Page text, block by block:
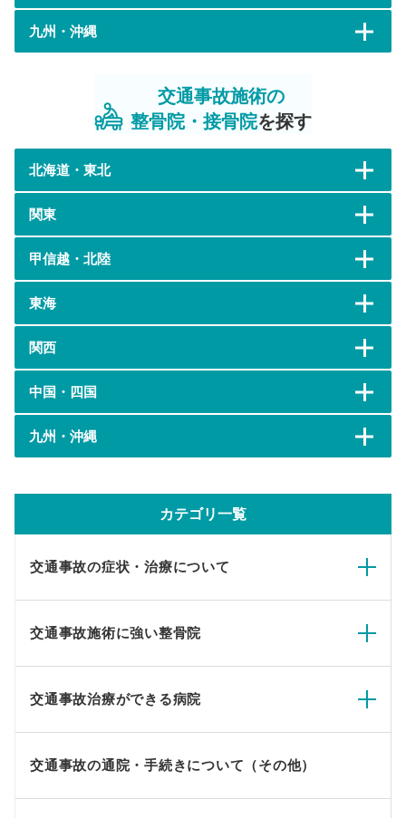
九州・沖縄
交通事故施術の
整骨院・接骨院を探す
北海道・東北
関東
甲信越・北陸
東海
関西
中国・四国
九州・沖縄
カテゴリ一覧
交通事故の症状・治療について
交通事故施術に強い整骨院
交通事故治療ができる病院
交通事故の通院・手続きについて（その他）